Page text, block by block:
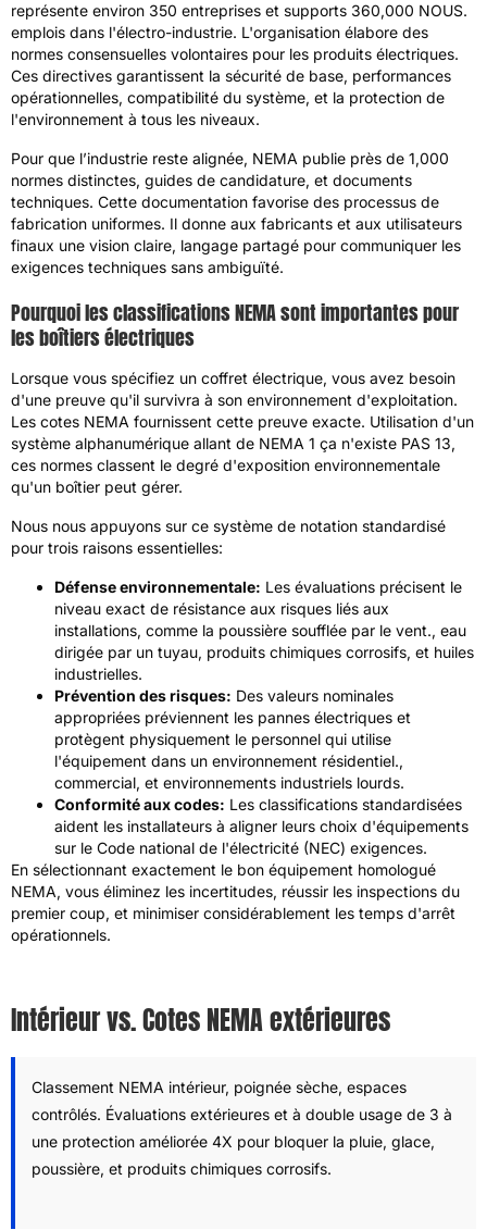
représente environ 350 entreprises et supports 360,000 NOUS.
emplois dans l'électro-industrie. L'organisation élabore des
normes consensuelles volontaires pour les produits électriques.
Ces directives garantissent la sécurité de base, performances
opérationnelles, compatibilité du système, et la protection de
l'environnement à tous les niveaux.
Pour que l’industrie reste alignée, NEMA publie près de 1,000
normes distinctes, guides de candidature, et documents
techniques. Cette documentation favorise des processus de
fabrication uniformes. Il donne aux fabricants et aux utilisateurs
finaux une vision claire, langage partagé pour communiquer les
exigences techniques sans ambiguïté.
Pourquoi les classifications NEMA sont importantes pour
les boîtiers électriques
Lorsque vous spécifiez un coffret électrique, vous avez besoin
d'une preuve qu'il survivra à son environnement d'exploitation.
Les cotes NEMA fournissent cette preuve exacte. Utilisation d'un
système alphanumérique allant de NEMA 1 ça n'existe PAS 13,
ces normes classent le degré d'exposition environnementale
qu'un boîtier peut gérer.
Nous nous appuyons sur ce système de notation standardisé
pour trois raisons essentielles:
Défense environnementale: Les évaluations précisent le
niveau exact de résistance aux risques liés aux
installations, comme la poussière soufflée par le vent., eau
dirigée par un tuyau, produits chimiques corrosifs, et huiles
industrielles.
Prévention des risques: Des valeurs nominales
appropriées préviennent les pannes électriques et
protègent physiquement le personnel qui utilise
l'équipement dans un environnement résidentiel.,
commercial, et environnements industriels lourds.
Conformité aux codes: Les classifications standardisées
aident les installateurs à aligner leurs choix d'équipements
sur le Code national de l'électricité (NEC) exigences.
En sélectionnant exactement le bon équipement homologué
NEMA, vous éliminez les incertitudes, réussir les inspections du
premier coup, et minimiser considérablement les temps d'arrêt
opérationnels.
Intérieur vs. Cotes NEMA extérieures
Classement NEMA intérieur, poignée sèche, espaces
contrôlés. Évaluations extérieures et à double usage de 3 à
une protection améliorée 4X pour bloquer la pluie, glace,
poussière, et produits chimiques corrosifs.